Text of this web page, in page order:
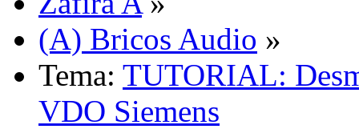
(A) Bricos Audio »
Tema: TUTORIAL:
VDO Siemens